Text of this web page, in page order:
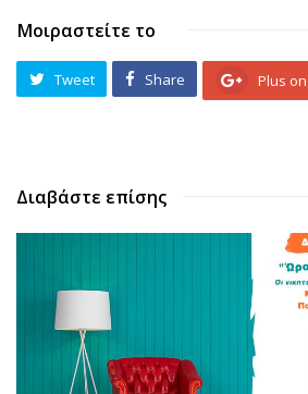
Μοιραστείτε το
Tweet Share Plus
Διαβάστε επίσης